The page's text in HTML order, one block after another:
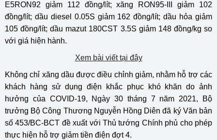
E5RON92 giảm 112 đồng/lít; xăng RON95-III giảm 102
đồng/lít; dầu diesel 0.05S giảm 162 đồng/lít; dầu hỏa giảm
105 đồng/lít; dầu mazut 180CST 3.5S giảm 148 đồng/kg so
với giá hiện hành.
Xem bài viết tại đây
Không chỉ xăng dầu được điều chỉnh giảm, nhằm hỗ trợ các
khách hàng sử dụng điện khắc phục khó khăn do ảnh
hưởng của COVID-19, Ngày 30 tháng 7 năm 2021, Bộ
trưởng Bộ Công Thương Nguyễn Hồng Diên đã ký Văn bản
số 453/BC-BCT đề xuất với Thủ tướng Chính phủ cho phép
thực hiện hỗ trợ giảm tiền điện đợt 4.